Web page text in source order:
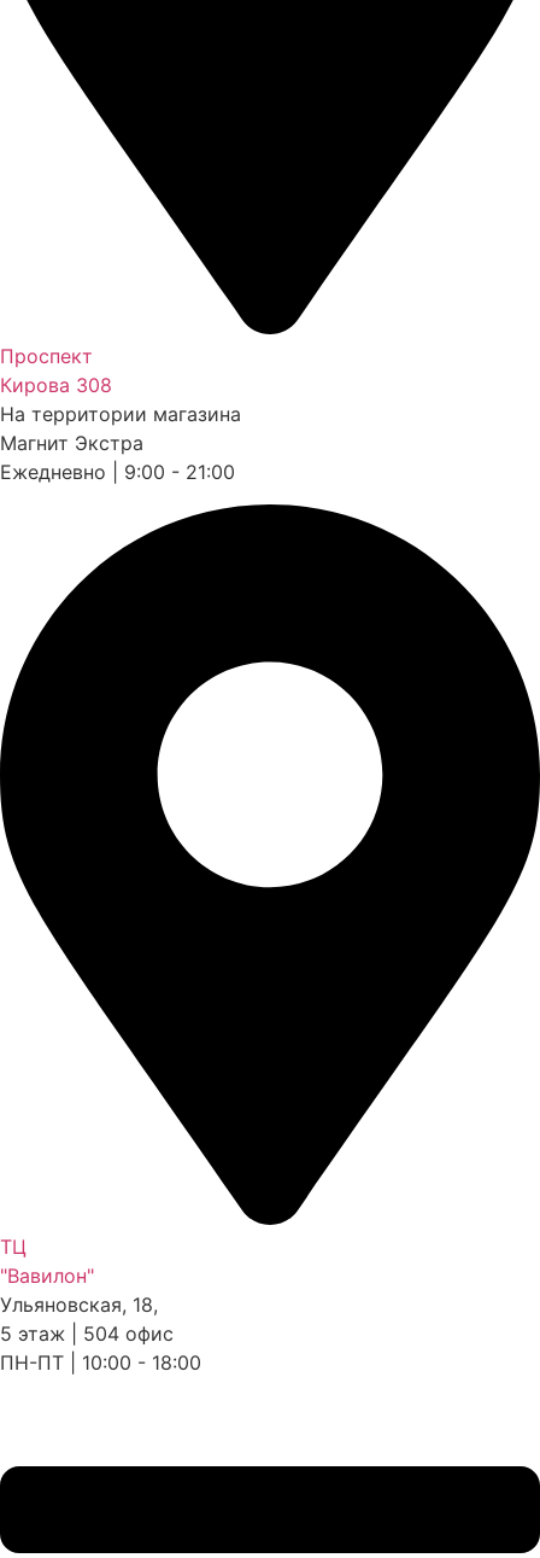
Проспект
Кирова 308
На территории магазина
Магнит Экстра
Ежедневно | 9:00 - 21:00
ТЦ
"Вавилон"
Ульяновская, 18,
5 этаж | 504 офис
ПН-ПТ | 10:00 - 18:00